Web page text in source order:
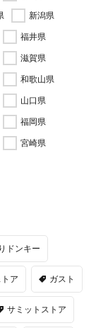
新潟県
福井県
滋賀県
和歌山県
山口県
福岡県
宮崎県
ドンキー
ア ガスト
サミットストア